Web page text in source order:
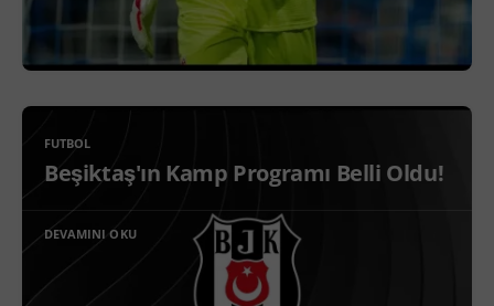
FUTBOL
Beşiktaş'ın Kamp Programı Belli Oldu!
DEVAMINI OKU